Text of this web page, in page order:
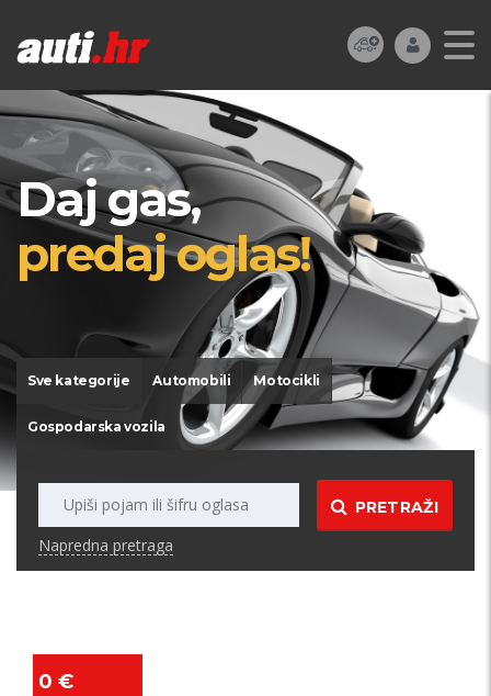
Daj gas,
predaj oglas!
Sve kategorije Automobili Motocikli
Gospodarska vozila
PRETRAŽI
Napredna pretraga
0 €